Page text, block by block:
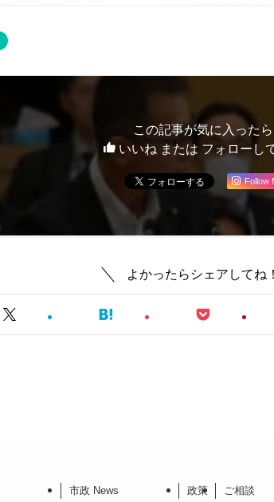
この記事が気に入ったら
いいね または フォローし
Follow
よかったらシェアしてね！
市政 News 政策 ご相談